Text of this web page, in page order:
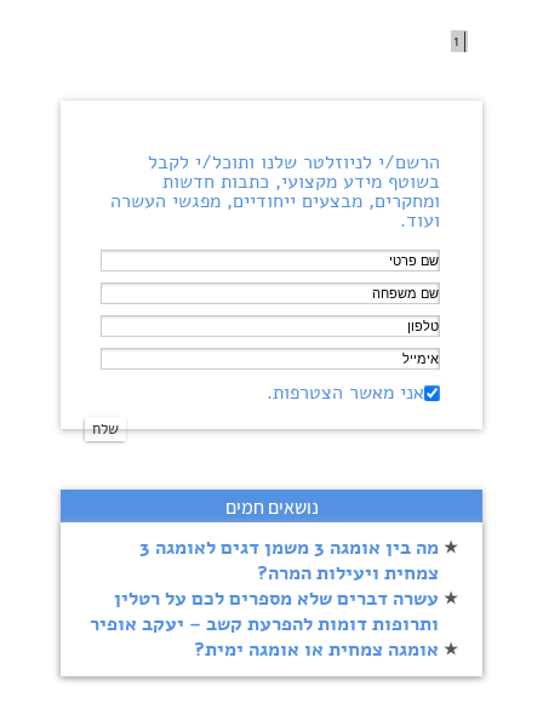
1
הרשם/י לניוזלטר שלנו ותוכל/י לקבל
בשוטף מידע מקצועי, כתבות חדשות
ומחקרים, מבצעים ייחודיים, מפגשי העשרה
ועוד.
אני מאשר הצטרפות.
נושאים חמים
מה בין אומגה 3 משמן דגים לאומגה 3
צמחית ויעילות המרה?
עשרה דברים שלא מספרים לכם על רטלין
ותרופות דומות להפרעת קשב – יעקב אופיר
אומגה צמחית או אומגה ימית?